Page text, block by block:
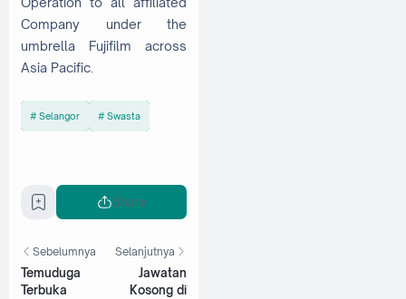
Company under the
umbrella Fujifilm across
Asia Pacific.
Selangor Swasta
Share
Sebelumnya
Temuduga
Terbuka
Selanjutnya
Jawatan
Kosong di